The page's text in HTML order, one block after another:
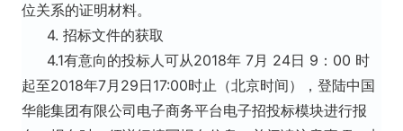
位关系的证明材料。
4. 招标文件的获取
4.1有意向的投标人可从2018年 7月 24日 9：00 时
起至2018年7月29日17:00时止（北京时间），登陆中国
华能集团有限公司电子商务平台电子招投标模块进行报